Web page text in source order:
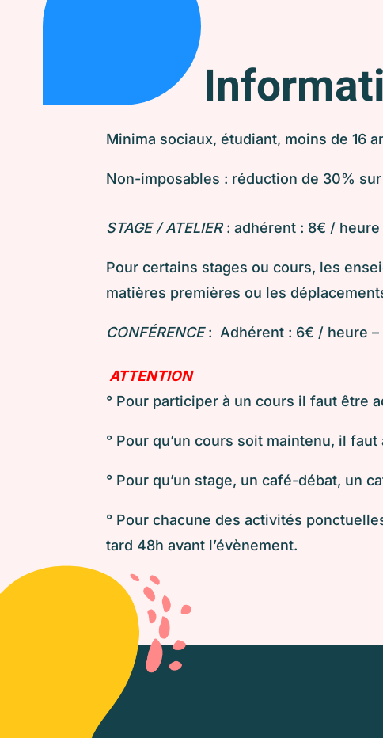
Minima sociaux, étudiant, moins de 16
Non-imposables : réduction de 30%
STAGE / ATELIER: adhérent : 8€ /
Pour certains stages ou cours, les
matières premières ou les
CONFÉRENCE: Adhérent : 6€ / heure
ATTENTION
° Pour participer à un cours il faut être
° Pour qu’un cours soit maintenu, il
° Pour qu’un stage, un café-débat, un
° Pour chacune des activités
tard 48h avant l’évènement.